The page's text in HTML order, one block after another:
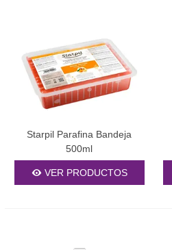
Starpil Parafina Bandeja
500ml
VER PRODUCTOS